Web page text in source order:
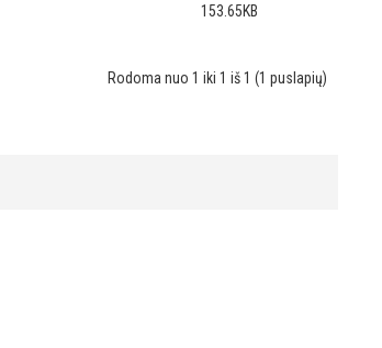
153.65KB
Rodoma nuo 1 iki 1 iš 1 (1 puslapių)